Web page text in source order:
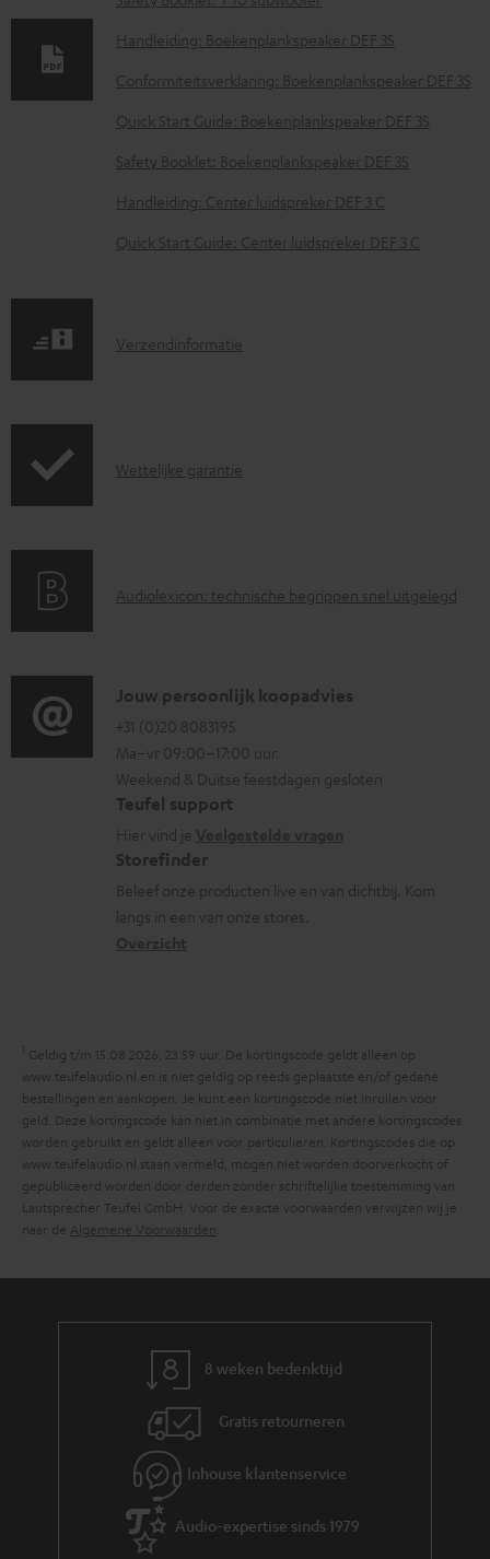
l
o
a
d
o
c
u
n
Handleiding: Boekenplankspeaker DEF 3S
Conformiteitsverklaring: Boekenplankspeaker DEF 3S
Quick Start Guide: Boekenplankspeaker DEF 3S
Safety Booklet: Boekenplankspeaker DEF 3S
Handleiding: Center luidspreker DEF 3 C
Quick Start Guide: Center luidspreker DEF 3 C
V
e
n
r
m
a
t
i
e
Verzendinformatie
G
n
e
i
n
f
o
r
m
a
Wettelijke garantie
A
i
o
g
l
o
s
s
a
Audiolexicon: technische begrippen snel uitgelegd
C
o
n
t
a
c
t
i
r
m
a
t
i
e
Jouw persoonlijk koopadvies
+31 (0)20 8083195
Ma–vr 09:00–17:00 uur.
Weekend & Duitse feestdagen gesloten
Teufel support
Hier vind je
Storefinder
Beleef onze producten live en van dichtbij. Kom
langs in een van onze stores.
1 Geldig t/m 15.08.2026, 23:59 uur. De kortingscode geldt alleen op
www.teufelaudio.nl en is niet geldig op reeds geplaatste en/of gedane
bestellingen en aankopen. Je kunt een kortingscode niet inruilen voor
geld. Deze kortingscode kan niet in combinatie met andere kortingscodes
worden gebruikt en geldt alleen voor particulieren. Kortingscodes die op
www.teufelaudio.nl staan vermeld, mogen niet worden doorverkocht of
gepubliceerd worden door derden zonder schriftelijke toestemming van
Lautsprecher Teufel GmbH. Voor de exacte voorwaarden verwijzen wij je
naar de Algemene Voorwaarden
8 weken bedenktijd
Gratis retourneren
Inhouse klantenservice
Audio-expertise sinds 1979